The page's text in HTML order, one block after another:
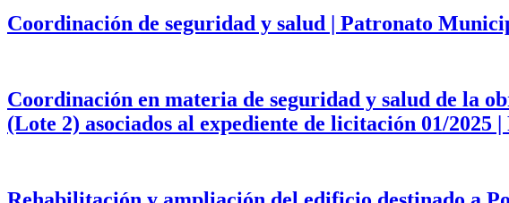
Coordinación de seguridad y salud | Patronato
Coordinación en materia de seguridad y salud de la
(Lote 2) asociados al expediente de licitación 01/